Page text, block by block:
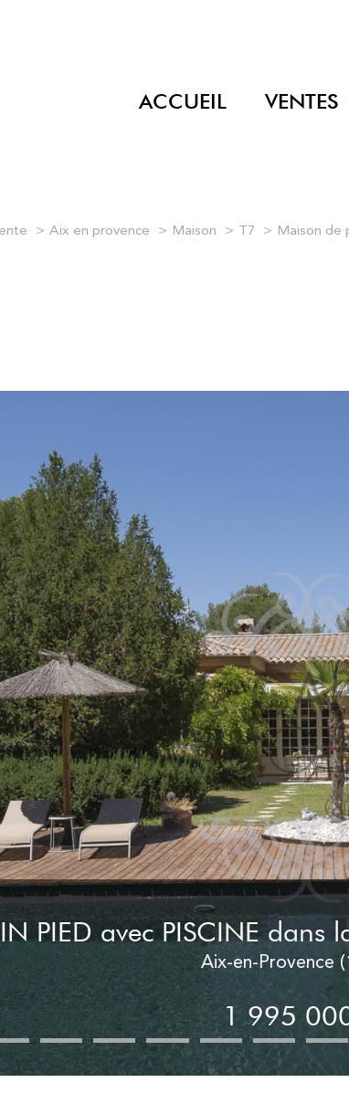
ACCUEIL VENTES
programmes
Aix en provence Maison T7 Maison de
PIED avec PISCINE dans
Aix-en-Provence
1 995